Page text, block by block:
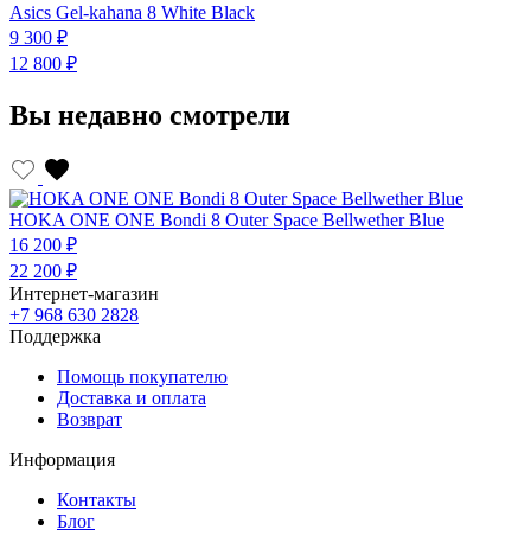
Asics Gel-kahana 8 White Black
9 300 ₽
12 800 ₽
Вы недавно смотрели
HOKA ONE ONE Bondi 8 Outer Space Bellwether Blue
16 200 ₽
22 200 ₽
Интернет-магазин
+7 968 630 2828
Поддержка
Помощь покупателю
Доставка и оплата
Возврат
Информация
Контакты
Блог